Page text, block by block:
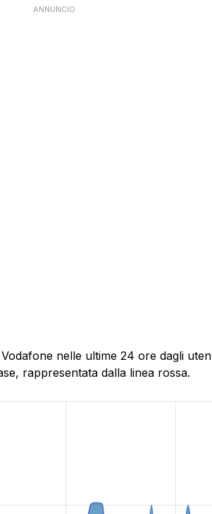
ANNUNCIO
nelle ultime 24 ore dagli
rappresentata dalla linea rossa.